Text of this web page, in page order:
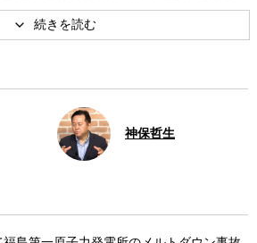
著書に『原発敗戦』、『カウントダウ
貨烈烈』など。
シップ
神保哲生